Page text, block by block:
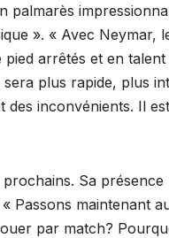
palmarès
». « Avec Neymar,
pied arrêtés et en talent
plus rapide, plus
des inconvénients. Il est
Sa présence
Passons maintenant
par match?